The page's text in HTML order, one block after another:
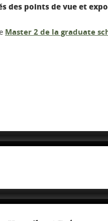
des points de vue et
Master 2 de la graduate